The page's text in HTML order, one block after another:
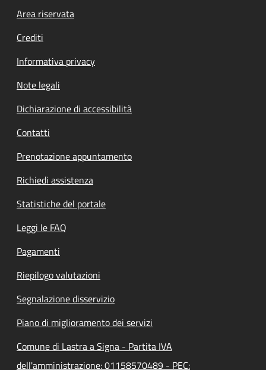
Footer menu
Area riservata
Crediti
Informativa privacy
Note legali
Dichiarazione di accessibilità
Contatti
Prenotazione appuntamento
Richiedi assistenza
Statistiche del portale
Leggi le FAQ
Pagamenti
Riepilogo valutazioni
Segnalazione disservizio
Piano di miglioramento dei servizi
Comune di Lastra a Signa - Partita IVA
dell'amministrazione: 01158570489 - PEC: